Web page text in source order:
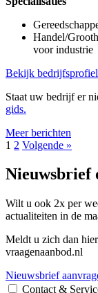
Handel/
voor industrie
Bekijk
Staat uw bedrijf er
gids.
Meer berichten
1 2 Volgende »
Nieuwsbrief
Wilt u ook 2x per
actualiteiten in de
Meldt u zich dan
vraagenaanbod.nl
Nieuwsbrief
Contact &